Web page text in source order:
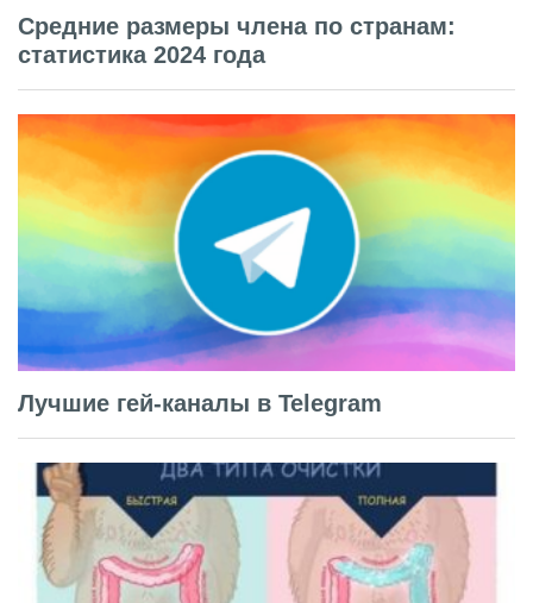
Средние размеры члена по странам:
статистика 2024 года
Лучшие гей-каналы в Telegram